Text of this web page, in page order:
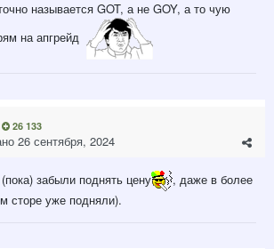
называется GOT, а не GOY, а то чую
на апгрейд
26 133
26 сентября, 2024
забыли поднять цену
, даже в более
сторе уже подняли).